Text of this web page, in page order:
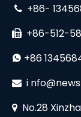
 +86-
 +86-512-
 +86
 i
 No.28